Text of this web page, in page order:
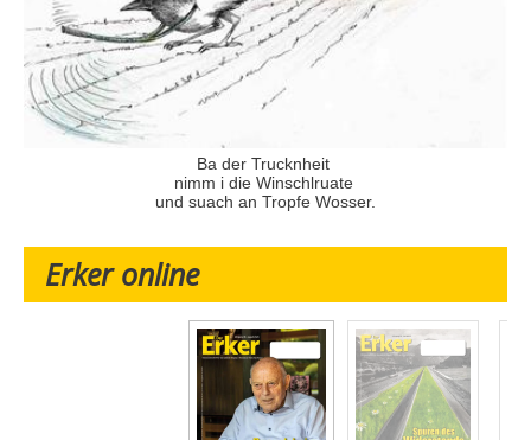
Ba der Trucknheit
nimm i die Winschlruate
und suach an Tropfe Wosser.
Erker online